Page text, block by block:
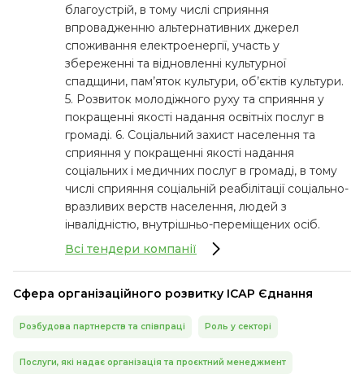
благоустрій, в тому числі сприяння
впровадженню альтернативних джерел
споживання електроенергії, участь у
збереженні та відновленні культурної
спадщини, пам’яток культури, об’єктів культури.
5. Розвиток молодіжного руху та сприяння у
покращенні якості надання освітніх послуг в
громаді. 6. Соціальний захист населення та
сприяння у покращенні якості надання
соціальних і медичних послуг в громаді, в тому
числі сприяння соціальній реабілітації соціально-
вразливих верств населення, людей з
інвалідністю, внутрішньо-переміщених осіб.
Всі тендери компанії
Сфера організаційного розвитку ІСАР Єднання
Розбудова партнерств та співпраці Роль у секторі
Послуги, які надає організація та проєктний менеджмент